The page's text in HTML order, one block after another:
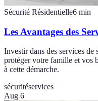
Sécurité Résidentielle6 min
Les Avantages des
Investir dans des services de
protéger votre famille et vos
à cette démarche.
sécuritéservices
Aug 6